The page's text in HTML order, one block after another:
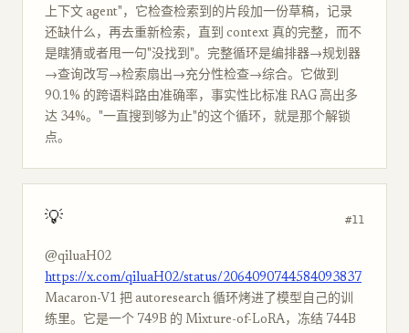
上下文 agent"，它检查检索到的片段加一份草稿，记录
还缺什么，再去重新检索，直到 context 真的完整，而不
是瞎猜或者甩一句"没找到"。完整循环是编排器→规划器
→查询改写→检索扇出→充分性检查→综合。它做到
90.1% 的跨语料路由准确率，事实性比标准 RAG 高出多
达 34%。"一直搜到够为止"的这个循环，就是那个解锁
点。
💡 #11
@qiluaH02
https://x.com/qiluaH02/status/2064090744584093837
Macaron-V1 把 autoresearch 循环烤进了模型自己的训
练里。它是一个 749B 的 Mixture-of-LoRA，冻结 744B